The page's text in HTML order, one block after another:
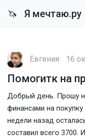
🦄 Я мечтаю.ру
Евгения 16
Помогитк на
Добрый день. Прошу
финансами на
недели назад
составил всего 3700.